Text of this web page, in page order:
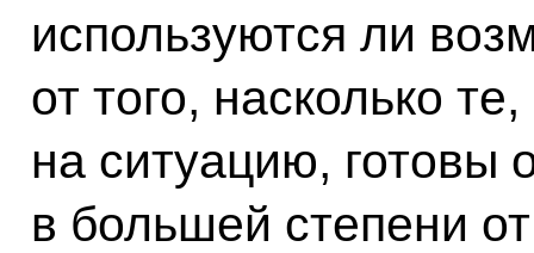
используются ли
от того, насколько
на ситуацию, готовы
в большей степени